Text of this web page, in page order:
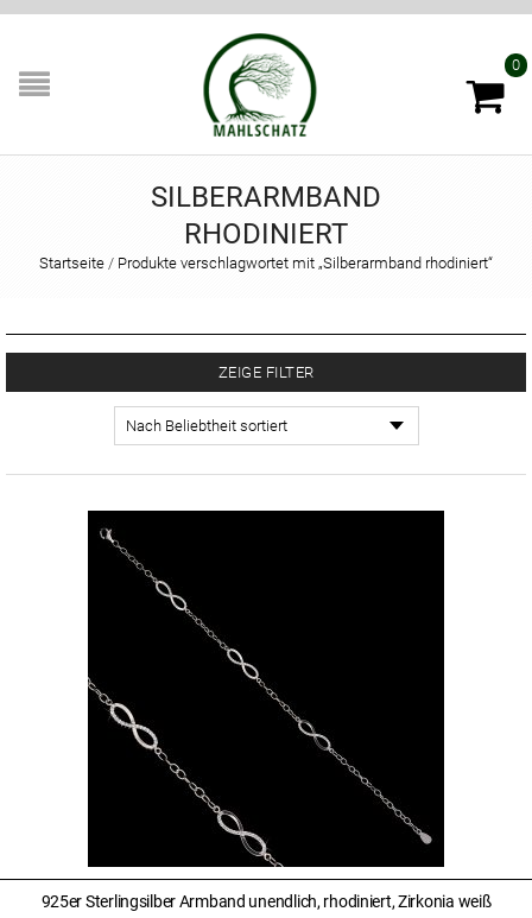
0
SILBERARMBAND
RHODINIERT
Startseite / Produkte verschlagwortet mit „Silberarmband rhodiniert“
ZEIGE FILTER
925er Sterlingsilber Armband unendlich, rhodiniert, Zirkonia weiß